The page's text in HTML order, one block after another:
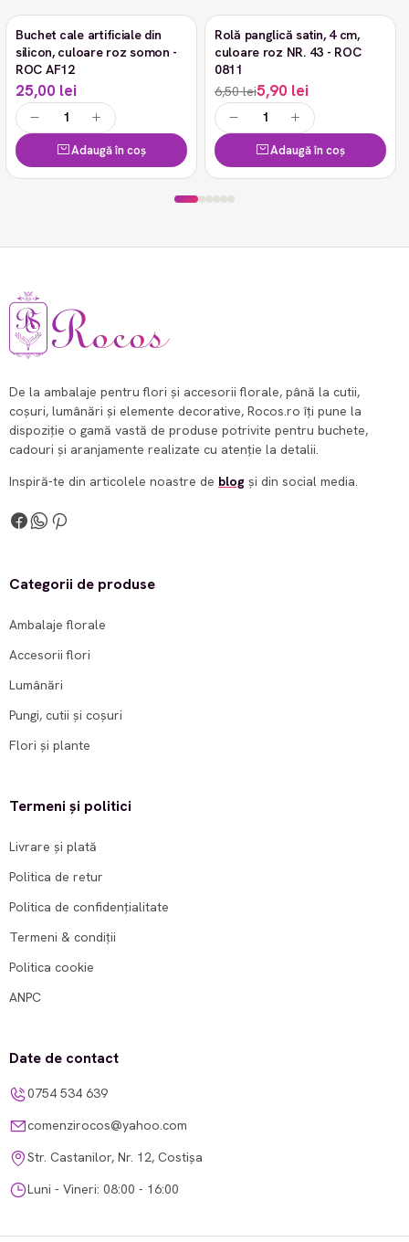
Buchet cale artificiale din
silicon, culoare roz somon -
ROC AF12
25,00 lei
Adaugă în coș
-9%
Rolă panglică satin, 4 cm,
culoare roz NR. 43 - ROC
0811
6,50 lei5,90 lei
Adaugă în coș
De la ambalaje pentru flori și accesorii florale, până la cutii,
coșuri, lumânări și elemente decorative, Rocos.ro îți pune la
dispoziție o gamă vastă de produse potrivite pentru buchete,
cadouri și aranjamente realizate cu atenție la detalii.
Inspiră-te din articolele noastre de blog și din social media.
Categorii de produse
Ambalaje florale
Accesorii flori
Lumânări
Pungi, cutii și coșuri
Flori și plante
Termeni și politici
Livrare și plată
Politica de retur
Politica de confidențialitate
Termeni & condiții
Politica cookie
ANPC
Date de contact
0754 534 639
comenzirocos@yahoo.com
Str. Castanilor, Nr. 12, Costișa
Luni - Vineri: 08:00 - 16:00